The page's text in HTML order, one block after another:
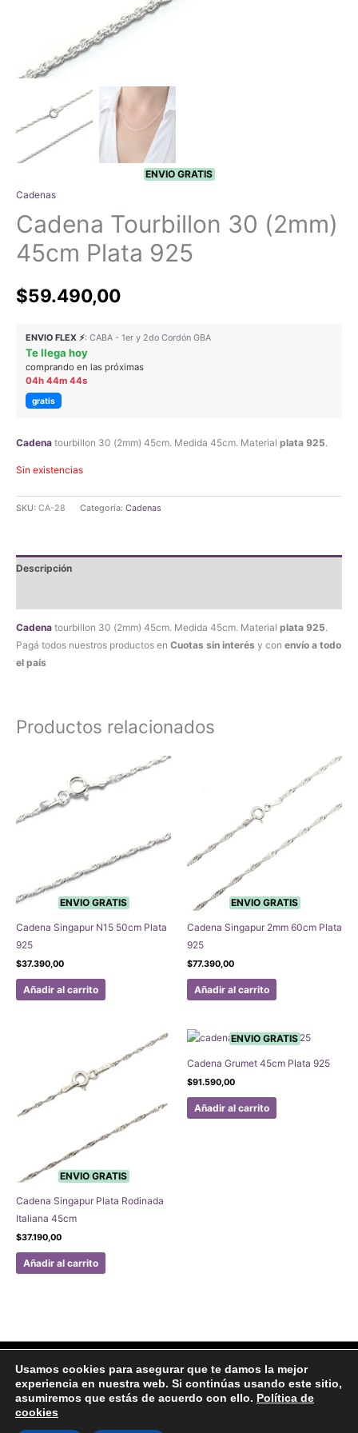
ENVIO GRATIS
Cadenas
Cadena Tourbillon 30 (2mm)
45cm Plata 925
$59.490,00
ENVIO FLEX ⚡: CABA - 1er y 2do Cordón GBA
Te llega hoy
comprando en las próximas
04h 44m 44s
gratis
Cadena tourbillon 30 (2mm) 45cm. Medida 45cm. Material plata 925.
Sin existencias
SKU: CA-28 Categoría: Cadenas
Descripción
Cadena tourbillon 30 (2mm) 45cm. Medida 45cm. Material plata 925.
Pagá todos nuestros productos en Cuotas sin interés y con envío a todo
el país
Productos relacionados
ENVIO GRATIS
Cadena Singapur N15 50cm Plata
925
$37.390,00
Añadir al carrito
ENVIO GRATIS
Cadena Singapur 2mm 60cm Plata
925
$77.390,00
Añadir al carrito
ENVIO GRATIS
Cadena Singapur Plata Rodinada
Italiana 45cm
$37.190,00
Añadir al carrito
ENVIO GRATIS
Cadena Grumet 45cm Plata 925
$91.590,00
Añadir al carrito
Facebook Instagram
Aviso legal Politicas de Privacidad
Politica de Cookies
Usamos cookies para asegurar que te damos la mejor
experiencia en nuestra web. Si continúas usando este sitio,
asumiremos que estás de acuerdo con ello. Política de
cookies